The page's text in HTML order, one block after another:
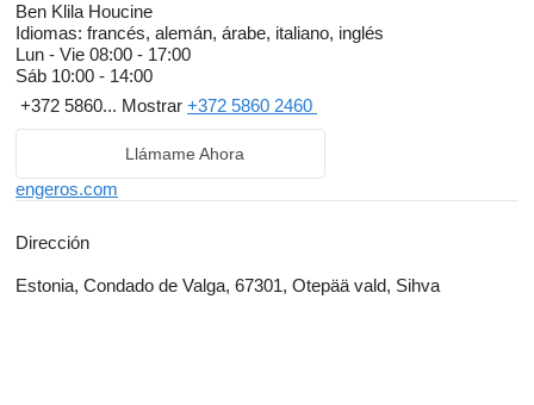
Ben Klila Houcine
Idiomas: francés, alemán, árabe, italiano, inglés
Lun - Vie 08:00 - 17:00
Sáb 10:00 - 14:00
+372 5860... Mostrar +372 5860 2460
Llámame Ahora
engeros.com
Dirección
Estonia, Condado de Valga, 67301, Otepää vald, Sihva